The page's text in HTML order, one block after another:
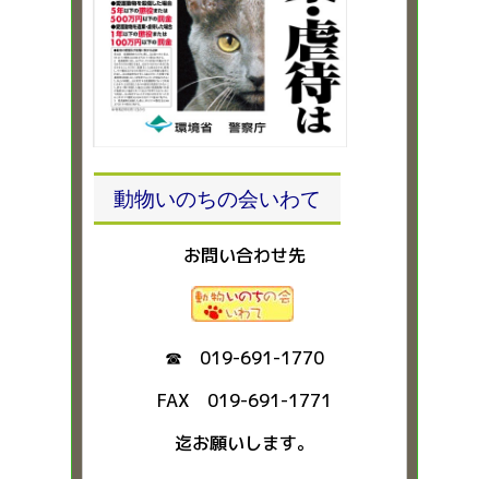
動物いのちの会いわて
お問い合わせ先
☎ 019-691-1770
FAX 019-691-1771
迄お願いします。